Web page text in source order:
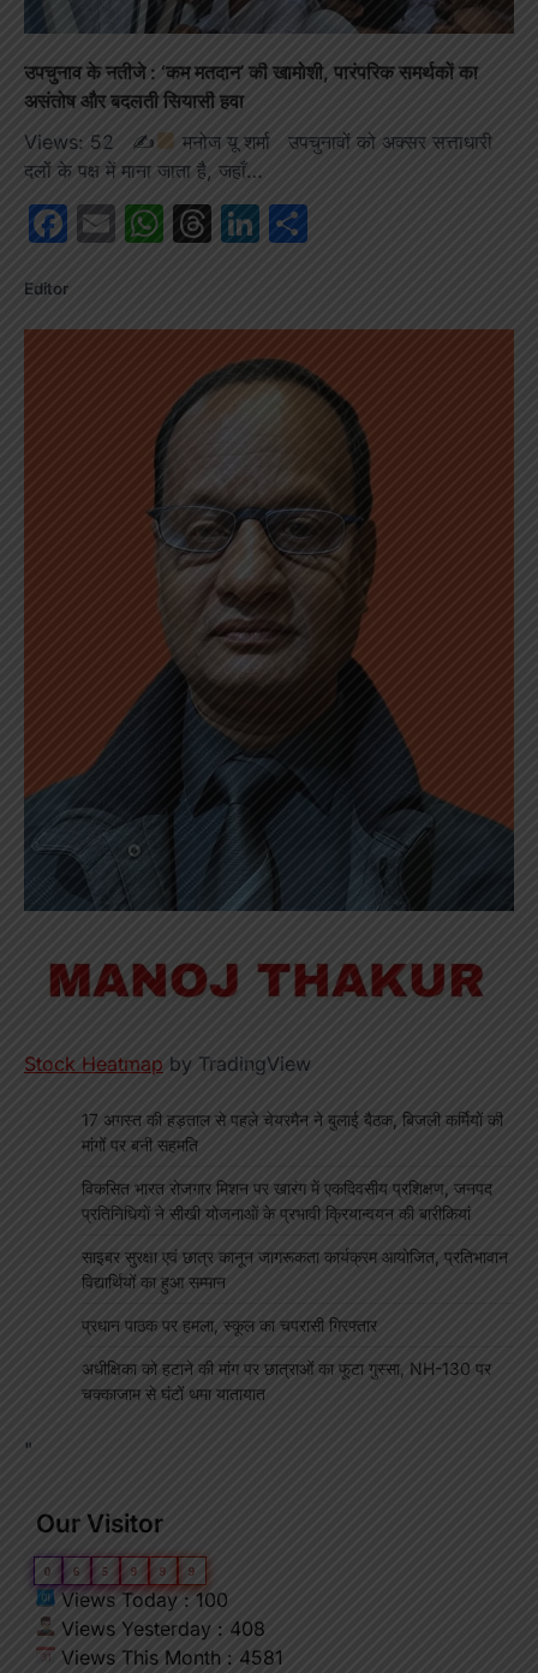
उपचुनाव के नतीजे : ‘कम मतदान’ की खामोशी, पारंपरिक समर्थकों का
असंतोष और बदलती सियासी हवा
Views: 52 ✍
मनोज यू शर्मा उपचुनावों को अक्सर सत्ताधारी
दलों के पक्ष में माना जाता है, जहाँ…
Facebook
EmailWhatsApp
Threads
LinkedIn
Editor
Stock Heatmap by TradingView
17 अगस्त की हड़ताल से पहले चेयरमैन ने बुलाई बैठक, बिजली कर्मियों की
मांगों पर बनी सहमति
विकसित भारत रोजगार मिशन पर खारंग में एकदिवसीय प्रशिक्षण, जनपद
प्रतिनिधियों ने सीखी योजनाओं के प्रभावी क्रियान्वयन की बारीकियां
साइबर सुरक्षा एवं छात्र कानून जागरूकता कार्यक्रम आयोजित, प्रतिभावान
विद्यार्थियों का हुआ सम्मान
प्रधान पाठक पर हमला, स्कूल का चपरासी गिरफ्तार
अधीक्षिका को हटाने की मांग पर छात्राओं का फूटा गुस्सा, NH-130 पर
चक्काजाम से घंटों थमा यातायात
"
Our Visitor
0 6 5 9 9 9
Views Today : 100
Views Yesterday : 408
Views This Month : 4581